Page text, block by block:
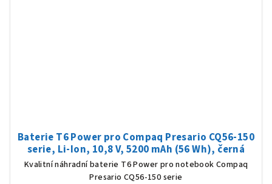
Baterie T6 Power pro Compaq Presario CQ56-150
serie, Li-Ion, 10,8 V, 5200 mAh (56 Wh), černá
Kvalitní náhradní baterie T6 Power pro notebook Compaq
Presario CQ56-150 serie